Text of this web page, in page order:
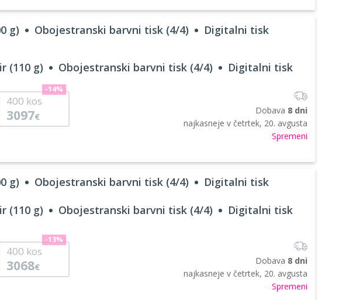
g) Obojestranski barvni tisk (4/4) Digitalni tisk
(110 g) Obojestranski barvni tisk (4/4) Digitalni tisk
400 kos
3097€
-14%
Dobava 8 dni
najkasneje v četrtek, 20. avgusta
Spremeni
g) Obojestranski barvni tisk (4/4) Digitalni tisk
(110 g) Obojestranski barvni tisk (4/4) Digitalni tisk
400 kos
3068€
-13%
Dobava 8 dni
najkasneje v četrtek, 20. avgusta
Spremeni